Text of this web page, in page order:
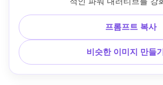
프롬프트 복사
비슷한 이미지 만들